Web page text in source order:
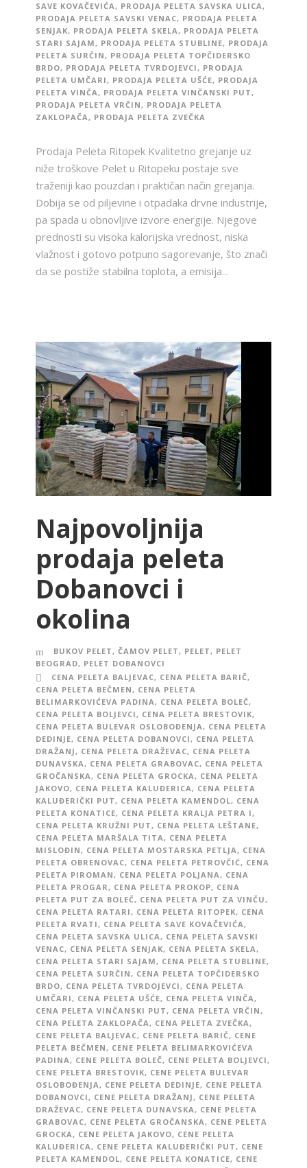
SAVE KOVAČEVIĆA, PRODAJA PELETA SAVSKA ULICA,
PRODAJA PELETA SAVSKI VENAC, PRODAJA PELETA
SENJAK, PRODAJA PELETA SKELA, PRODAJA PELETA
STARI SAJAM, PRODAJA PELETA STUBLINE, PRODAJA
PELETA SURČIN, PRODAJA PELETA TOPČIDERSKO
BRDO, PRODAJA PELETA TVRDOJEVCI, PRODAJA
PELETA UMČARI, PRODAJA PELETA UŠĆE, PRODAJA
PELETA VINČA, PRODAJA PELETA VINČANSKI PUT,
PRODAJA PELETA VRČIN, PRODAJA PELETA
ZAKLOPAČA, PRODAJA PELETA ZVEČKA
Prodaja Peleta Ritopek Kvalitetno grejanje uz
niže troškove Pelet u Ritopeku postaje sve
traženiji kao pouzdan i praktičan način grejanja.
Dobija se od piljevine i otpadaka drvne industrije,
pa spada u obnovljive izvore energije. Njegove
prednosti su visoka kalorijska vrednost, niska
vlažnost i gotovo potpuno sagorevanje, što znači
da se postiže stabilna toplota, a emisija...
Najpovoljnija
prodaja peleta
Dobanovci i
okolina
BUKOV PELET, ČAMOV PELET, PELET, PELET
BEOGRAD, PELET DOBANOVCI
CENA PELETA BALJEVAC, CENA PELETA BARIČ,
CENA PELETA BEČMEN, CENA PELETA
BELIMARKOVIĆEVA PADINA, CENA PELETA BOLEČ,
CENA PELETA BOLJEVCI, CENA PELETA BRESTOVIK,
CENA PELETA BULEVAR OSLOBOĐENJA, CENA PELETA
DEDINJE, CENA PELETA DOBANOVCI, CENA PELETA
DRAŽANJ, CENA PELETA DRAŽEVAC, CENA PELETA
DUNAVSKA, CENA PELETA GRABOVAC, CENA PELETA
GROČANSKA, CENA PELETA GROCKA, CENA PELETA
JAKOVO, CENA PELETA KALUĐERICA, CENA PELETA
KALUĐERIČKI PUT, CENA PELETA KAMENDOL, CENA
PELETA KONATICE, CENA PELETA KRALJA PETRA I,
CENA PELETA KRUŽNI PUT, CENA PELETA LEŠTANE,
CENA PELETA MARŠALA TITA, CENA PELETA
MISLOĐIN, CENA PELETA MOSTARSKA PETLJA, CENA
PELETA OBRENOVAC, CENA PELETA PETROVČIĆ, CENA
PELETA PIROMAN, CENA PELETA POLJANA, CENA
PELETA PROGAR, CENA PELETA PROKOP, CENA
PELETA PUT ZA BOLEČ, CENA PELETA PUT ZA VINČU,
CENA PELETA RATARI, CENA PELETA RITOPEK, CENA
PELETA RVATI, CENA PELETA SAVE KOVAČEVIĆA,
CENA PELETA SAVSKA ULICA, CENA PELETA SAVSKI
VENAC, CENA PELETA SENJAK, CENA PELETA SKELA,
CENA PELETA STARI SAJAM, CENA PELETA STUBLINE,
CENA PELETA SURČIN, CENA PELETA TOPČIDERSKO
BRDO, CENA PELETA TVRDOJEVCI, CENA PELETA
UMČARI, CENA PELETA UŠĆE, CENA PELETA VINČA,
CENA PELETA VINČANSKI PUT, CENA PELETA VRČIN,
CENA PELETA ZAKLOPAČA, CENA PELETA ZVEČKA,
CENE PELETA BALJEVAC, CENE PELETA BARIČ, CENE
PELETA BEČMEN, CENE PELETA BELIMARKOVIĆEVA
PADINA, CENE PELETA BOLEČ, CENE PELETA BOLJEVCI,
CENE PELETA BRESTOVIK, CENE PELETA BULEVAR
OSLOBOĐENJA, CENE PELETA DEDINJE, CENE PELETA
DOBANOVCI, CENE PELETA DRAŽANJ, CENE PELETA
DRAŽEVAC, CENE PELETA DUNAVSKA, CENE PELETA
GRABOVAC, CENE PELETA GROČANSKA, CENE PELETA
GROCKA, CENE PELETA JAKOVO, CENE PELETA
KALUĐERICA, CENE PELETA KALUĐERIČKI PUT, CENE
PELETA KAMENDOL, CENE PELETA KONATICE, CENE